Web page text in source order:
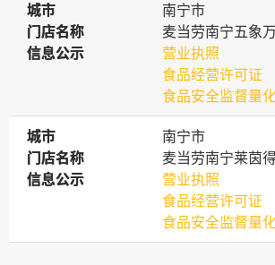
城市
城市
南宁市
门店名称
门店名称
麦当劳南宁五象
信息公示
信息公示
营业执照
食品经营许可证
食品安全监督量
城市
城市
南宁市
门店名称
门店名称
麦当劳南宁莱茵
信息公示
信息公示
营业执照
食品经营许可证
食品安全监督量